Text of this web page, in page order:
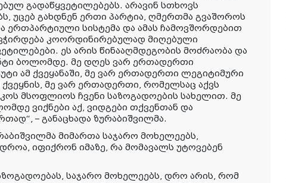
გადაწყვეტილებებს. არავინ სთხოვს
უცებ გახდნენ ერთი პარტია, ღმერთმა გვაშოროს
ერთპარტიული სისტემა და ამას ჩამოვშორდებით
კოორდინირებულად მიღებული
ეს არის წინააღმდეგობის მოძრაობა და
ბოლომდე. მე დღეს ვარ ერთადერთი
ამ ქვეყანაში, მე ვარ ერთადერთი ლეგიტიმური
მე ვარ ერთადერთი, რომელსაც აქვს
მსოფლიოს ჩვენი საზოგადოების სახელით. მე
ვიქნები აქ, ვიდგები თქვენთან და
– განაცხადა ზურაბიშვილმა.
მიმართა საჯარო მოხელეებს,
იფიქრონ იმაზე, რა მომავალს უტოვებენ
საჯარო მოხელეებს, დრო არის, რომ